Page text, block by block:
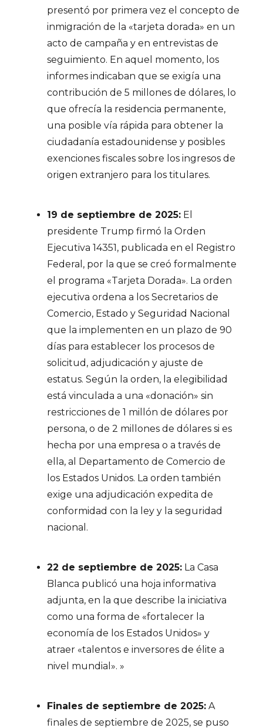
presentó por primera vez el concepto de
inmigración de la «tarjeta dorada» en un
acto de campaña y en entrevistas de
seguimiento. En aquel momento, los
informes indicaban que se exigía una
contribución de 5 millones de dólares, lo
que ofrecía la residencia permanente,
una posible vía rápida para obtener la
ciudadanía estadounidense y posibles
exenciones fiscales sobre los ingresos de
origen extranjero para los titulares.
19 de septiembre de 2025: El
presidente Trump firmó la Orden
Ejecutiva 14351, publicada en el Registro
Federal, por la que se creó formalmente
el programa «Tarjeta Dorada». La orden
ejecutiva ordena a los Secretarios de
Comercio, Estado y Seguridad Nacional
que la implementen en un plazo de 90
días para establecer los procesos de
solicitud, adjudicación y ajuste de
estatus. Según la orden, la elegibilidad
está vinculada a una «donación» sin
restricciones de 1 millón de dólares por
persona, o de 2 millones de dólares si es
hecha por una empresa o a través de
ella, al Departamento de Comercio de
los Estados Unidos. La orden también
exige una adjudicación expedita de
conformidad con la ley y la seguridad
nacional.
22 de septiembre de 2025: La Casa
Blanca publicó una hoja informativa
adjunta, en la que describe la iniciativa
como una forma de «fortalecer la
economía de los Estados Unidos» y
atraer «talentos e inversores de élite a
nivel mundial». »
Finales de septiembre de 2025: A
finales de septiembre de 2025, se puso